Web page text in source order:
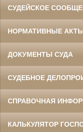
СУДЕЙСКОЕ
НОРМАТИВНЫЕ
ДОКУМЕНТЫ СУДА
СУДЕБНОЕ
СПРАВОЧНАЯ
КАЛЬКУЛЯТОР